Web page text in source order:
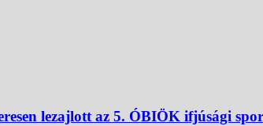
lezajlott az 5. ÓBIÖK ifjúsági